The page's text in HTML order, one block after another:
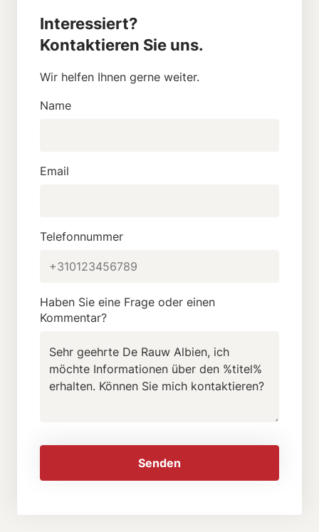
Interessiert?
Kontaktieren Sie uns.
Wir helfen Ihnen gerne weiter.
Name
Email
Telefonnummer
Haben Sie eine Frage oder einen
Kommentar?
Senden